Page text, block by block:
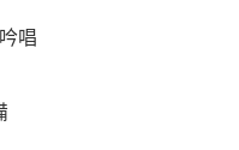
唱